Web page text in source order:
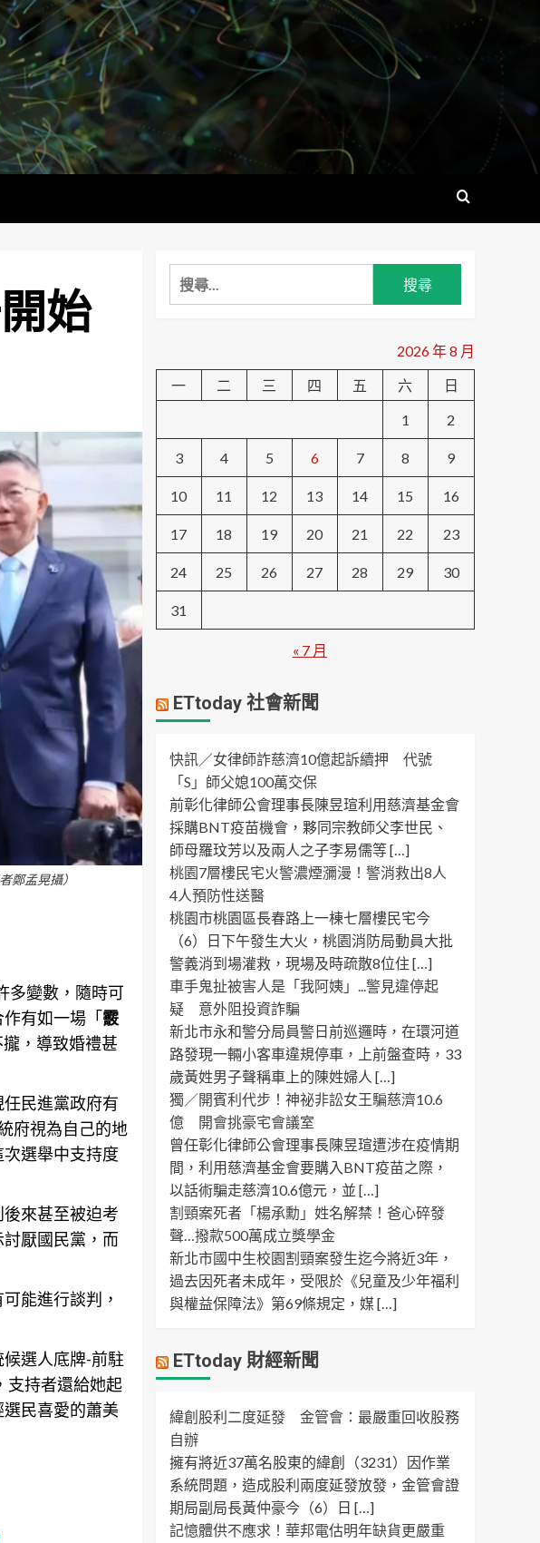
始
鄭孟晃攝）
多變數，隨時可
有如一場「霰
，導致婚禮甚
任民進黨政府有
府視為自己的地
選舉中支持度
來甚至被迫考
厭國民黨，而
能進行談判，
選人底牌-前駐
支持者還給她起
民喜愛的蕭美
搜
尋
字:
2026 年 8 月
一
二 三 四 五 六
日
1
2
3 4 5 6 7 8 9
10 11 12 13 14 15 16
17 18 19 20 21 22 23
24 25 26 27 28 29 30
31
« 7 月
ETtoday 社會新聞
快訊／女律師詐慈濟10億起訴續押 代號
「S」師父媳100萬交保
前彰化律師公會理事長陳昱瑄利用慈濟基金會
採購BNT疫苗機會，夥同宗教師父李世民、
師母羅玟芳以及兩人之子李易儒等 […]
桃園7層樓民宅火警濃煙瀰漫！警消救出8人
4人預防性送醫
桃園市桃園區長春路上一棟七層樓民宅今
（6）日下午發生大火，桃園消防局動員大批
警義消到場灌救，現場及時疏散8位住 […]
車手鬼扯被害人是「我阿姨」...警見違停起
疑 意外阻投資詐騙
新北市永和警分局員警日前巡邏時，在環河道
路發現一輛小客車違規停車，上前盤查時，33
歲黃姓男子聲稱車上的陳姓婦人 […]
獨／開賓利代步！神祕非訟女王騙慈濟10.6
億 開會挑豪宅會議室
曾任彰化律師公會理事長陳昱瑄遭涉在疫情期
間，利用慈濟基金會要購入BNT疫苗之際，
以話術騙走慈濟10.6億元，並 […]
割頸案死者「楊承勳」姓名解禁！爸心碎發
聲…撥款500萬成立獎學金
新北市國中生校園割頸案發生迄今將近3年，
過去因死者未成年，受限於《兒童及少年福利
與權益保障法》第69條規定，媒 […]
ETtoday 財經新聞
緯創股利二度延發 金管會：最嚴重回收股務
自辦
擁有將近37萬名股東的緯創（3231）因作業
系統問題，造成股利兩度延發放發，金管會證
期局副局長黃仲豪今（6）日 […]
記憶體供不應求！華邦電估明年缺貨更嚴重